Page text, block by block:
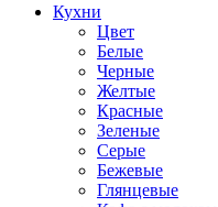
Кухни
Цвет
Белые
Черные
Желтые
Красные
Зеленые
Серые
Бежевые
Глянцевые